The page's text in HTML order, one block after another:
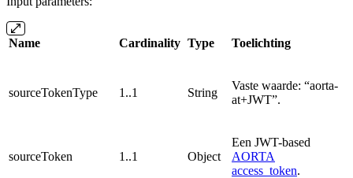
Name Cardinality Type Toelichting
sourceTokenType 1..1 String
Vaste waarde: “aorta-
at+JWT”.
sourceToken 1..1 Object
Een JWT-based
AORTA
access_token.